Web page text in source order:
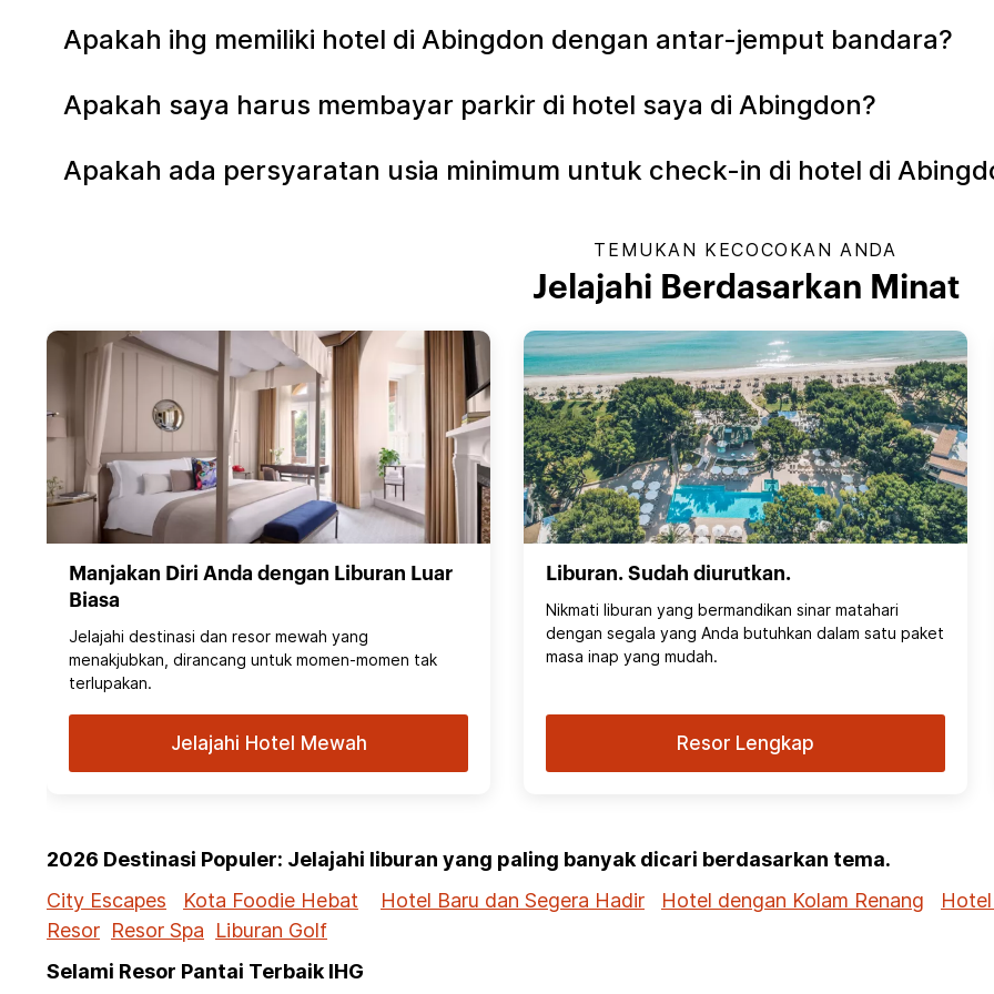
Apakah ihg memiliki hotel di Abingdon dengan antar-jemput bandara?
Apakah saya harus membayar parkir di hotel saya di Abingdon?
Apakah ada persyaratan usia minimum untuk check-in di hotel di
TEMUKAN KECOCOKAN ANDA
Jelajahi Berdasarkan Minat
Manjakan Diri Anda dengan Liburan Luar
Biasa
Jelajahi destinasi dan resor mewah yang
menakjubkan, dirancang untuk momen-momen tak
terlupakan.
Jelajahi Hotel Mewah
Liburan. Sudah diurutkan.
Nikmati liburan yang bermandikan sinar matahari
dengan segala yang Anda butuhkan dalam satu paket
masa inap yang mudah.
Resor Lengkap
2026 Destinasi Populer: Jelajahi liburan yang paling banyak dicari berdasarkan tema.
City Escapes
Kota Foodie Hebat Hotel Baru dan Segera Hadir Hotel dengan Kolam Renang
Resor Resor Spa
Liburan Golf
Selami Resor Pantai Terbaik IHG